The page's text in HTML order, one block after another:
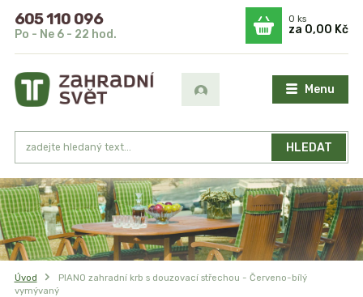
Menu
HLEDAT
605 110 096
Po - Ne 6 - 22 hod.
0ks
za 0,00 Kč
Úvod
PIANO zahradní krb s douzovací střechou - Červeno-bílý
vymývaný